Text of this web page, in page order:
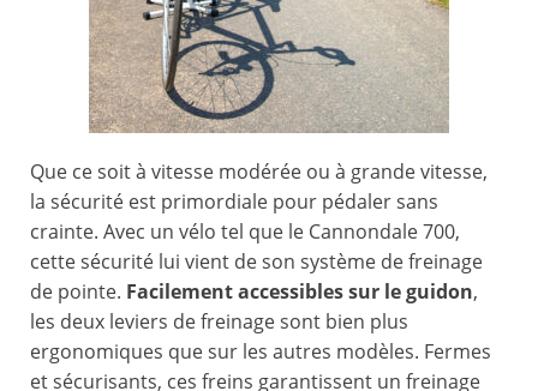
Que ce soit à vitesse modérée ou à grande vitesse,
la sécurité est primordiale pour pédaler sans
crainte. Avec un vélo tel que le Cannondale 700,
cette sécurité lui vient de son système de freinage
de pointe. Facilement accessibles sur le guidon,
les deux leviers de freinage sont bien plus
ergonomiques que sur les autres modèles. Fermes
et sécurisants, ces freins garantissent un freinage